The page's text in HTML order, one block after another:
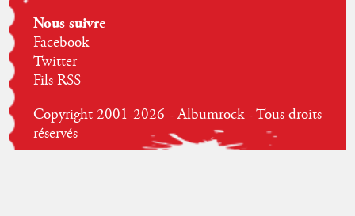
Nous suivre
Facebook
Twitter
Fils RSS
Copyright 2001-2026 - Albumrock - Tous droits
réservés